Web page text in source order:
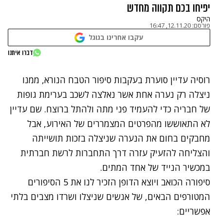
יפיחו בכם תקווה מחדש
היקס
פורסם: 12.11.20, 16:47
עקבו אחרינו בגוגל
דברו איתנו
רוסיה עדיין סוערת בעקבות סיפור הטבח הנורא, ממנו
ניצלה רק נערה אחת אשר נאלצה לשכב בערימת גופות
של חבריה כדי להעמיד פני מתה ולהתל ברוצח. שם עדיין
לא התאוששו מהפרטים המצמררים של האירוע, אבל
מחבקים בחום את הנערה שניצלה בזכות תושייתה
והצליחה להזעיק עזרה דרך התחברות לרשת חברתית
במכשיר הנייד של אחד המתים.
סיפורה הכואב ויוצא הדופן הזכיר לנו את 5 הסיפורים
המטורפים הבאים, של אנשים שניצלו ושרדו מצבים בלתי
אפשריים: